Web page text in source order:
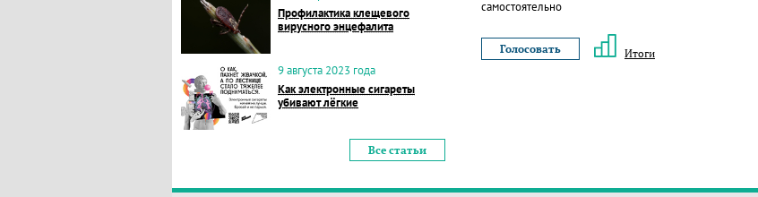
Профилактика клещевого
вирусного энцефалита
9 августа 2023 года
Как электронные сигареты
убивают лёгкие
Все статьи
самостоятельно
Итоги